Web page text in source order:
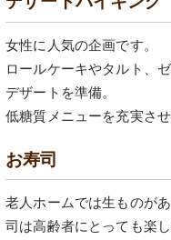
女性に人気の企画です。
ロールケーキやタルト、
デザートを準備。
低糖質メニューを充実さ
お寿司
老人ホームでは生ものが
司は高齢者にとっても楽